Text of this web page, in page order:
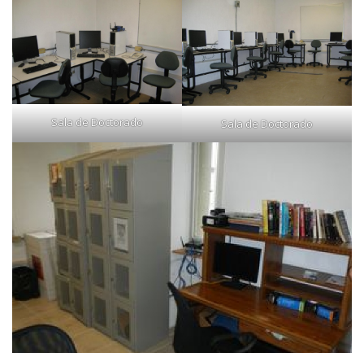
Sala de Doctorado Sala de Doctorado